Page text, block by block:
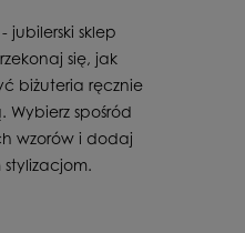
jubilerski sklep
się, jak
biżuteria ręcznie
spośród
wzorów i dodaj
stylizacjom.